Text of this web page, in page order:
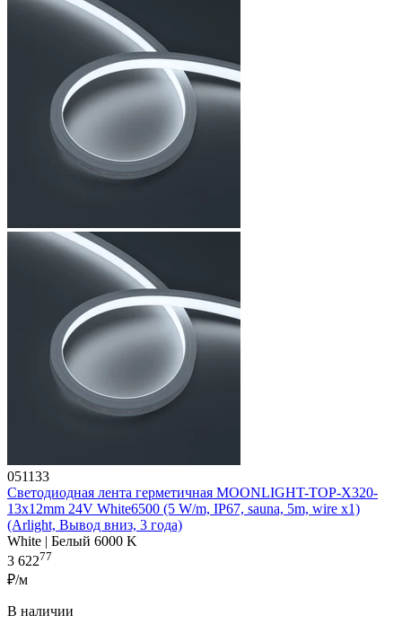
051133
Светодиодная лента герметичная MOONLIGHT-TOP-X320-
13x12mm 24V White6500 (5 W/m, IP67, sauna, 5m, wire x1)
(Arlight, Вывод вниз, 3 года)
White | Белый 6000 K
3 62277
₽/м
В наличии